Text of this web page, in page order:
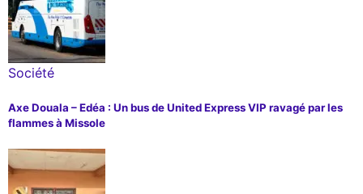
Société
Axe Douala – Edéa : Un bus de United Express VIP ravagé par les
flammes à Missole